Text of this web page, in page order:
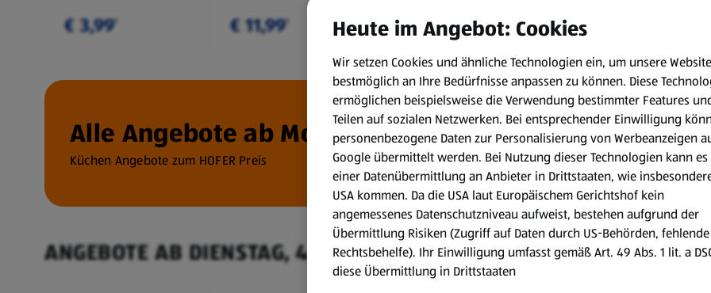
€ 3,99¹ € 11,99¹ € 2,99¹ € 3,49
Alle Angebote ab Montag, 3.8.
Küchen Angebote zum HOFER Preis
ANGEBOTE AB DIENSTAG, 4.8.
Heute im Angebot: Cookies
Wir setzen Cookies und ähnliche Technologien ein, um unsere Website
bestmöglich an Ihre Bedürfnisse anpassen zu können. Diese
ermöglichen beispielsweise die Verwendung bestimmter Features
Teilen auf sozialen Netzwerken. Bei entsprechender Einwilligung
personenbezogene Daten zur Personalisierung von Werbeanzeigen
Google übermittelt werden. Bei Nutzung dieser Technologien kann es
einer Datenübermittlung an Anbieter in Drittstaaten, wie
USA kommen. Da die USA laut Europäischem Gerichtshof kein
angemessenes Datenschutzniveau aufweist, bestehen aufgrund der
Übermittlung Risiken (Zugriff auf Daten durch US-Behörden, fehlende
Rechtsbehelfe). Ihr Einwilligung umfasst gemäß Art. 49 Abs. 1 lit. a
diese Übermittlung in Drittstaaten